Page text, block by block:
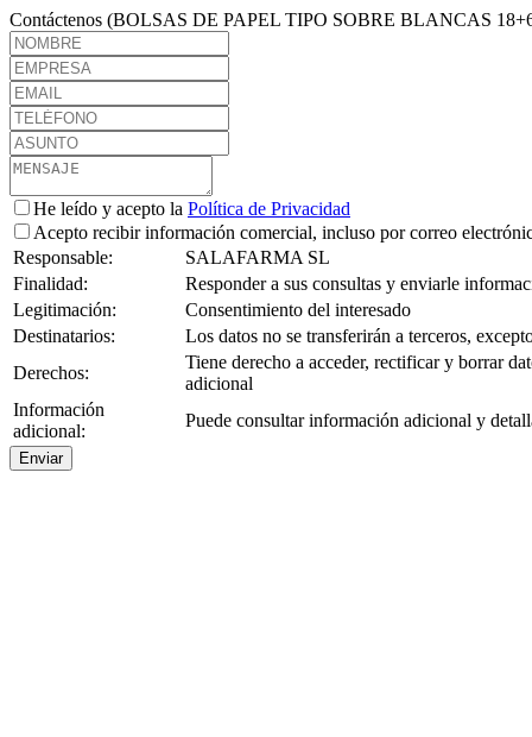
Contáctenos (BOLSAS DE PAPEL TIPO SOBRE BLANCAS
He leído y acepto la Política de Privacidad
Acepto recibir información comercial, incluso por correo
Responsable:
SALAFARMA SL
Finalidad:
Responder a sus consultas y enviarle
Legitimación:
Consentimiento del interesado
Destinatarios:
Los datos no se transferirán a terceros,
Derechos:
Tiene derecho a acceder, rectificar y borrar
adicional
Información
adicional:
Puede consultar información adicional y
Enviar